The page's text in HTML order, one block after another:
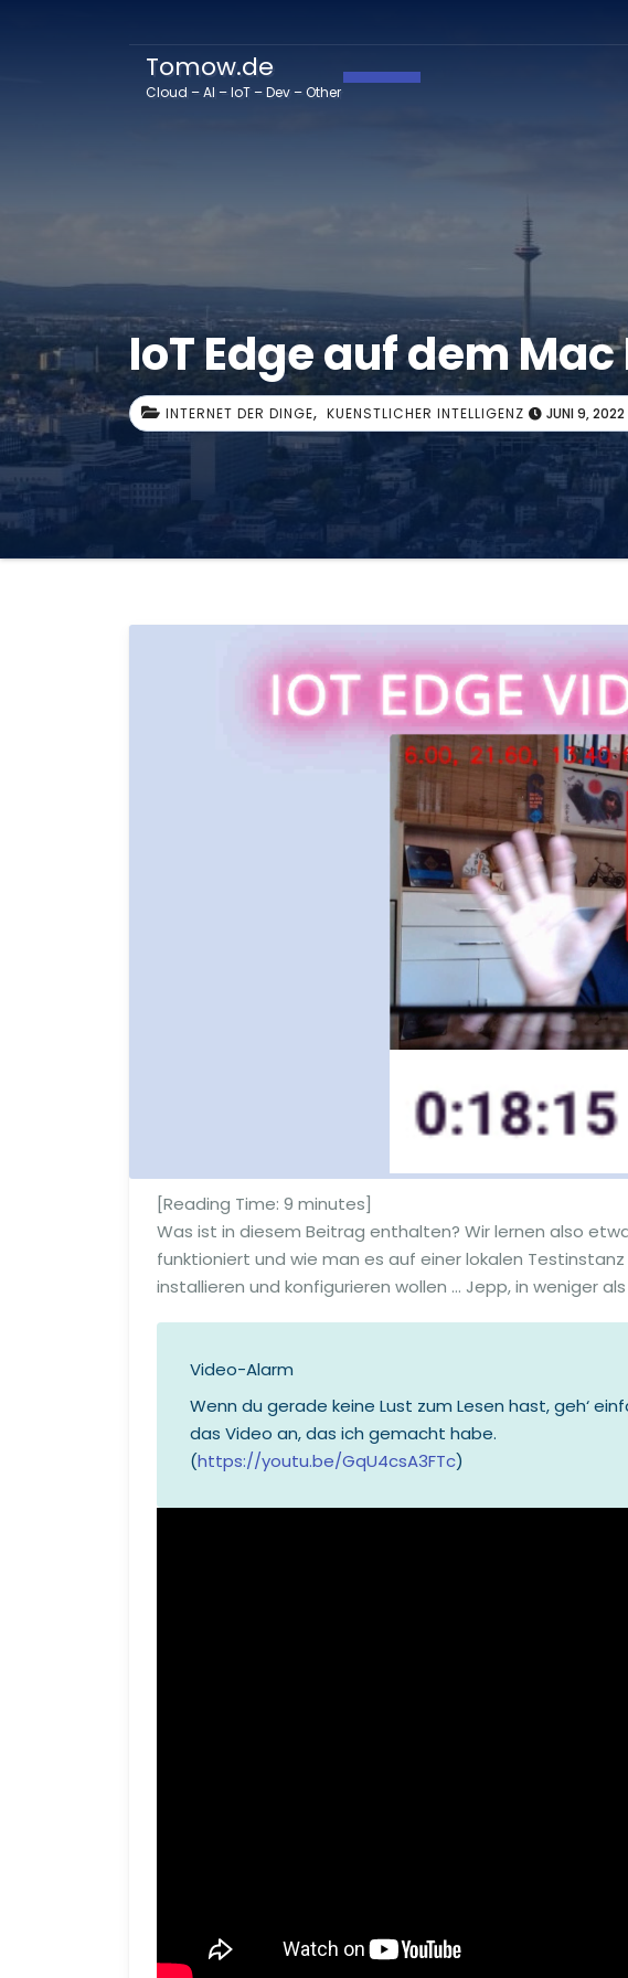
Tomow.de
Cloud – AI – IoT – Dev – Other
IoT Edge auf dem
INTERNET DER DINGE, KUENSTLICHER INTELLIGENZ JUNI 9, 2022
[Reading Time: 9 minutes]
Was ist in diesem Beitrag enthalten? Wir lernen also
funktioniert und wie man es auf einer lokalen
installieren und konfigurieren wollen … Jepp, in weniger als
Video-Alarm
Wenn du gerade keine Lust zum Lesen hast, geh‘
das Video an, das ich gemacht habe.
(https://youtu.be/GqU4csA3FTc)